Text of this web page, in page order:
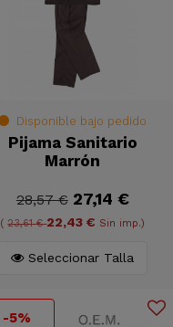
Disponible bajo pedido
Pijama Sanitario
Marrón
28,57 € 27,14 €
(23,61 €22,43 € Sin imp.)
Seleccionar Talla
-5%